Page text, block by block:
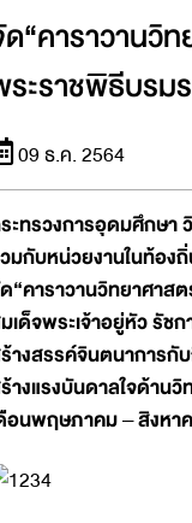
“คาราวานวิ
ะราชพิธีบรม
09 ธ.ค. 2564
ะทรวงการอุดมศึกษ
มกับหน่วยงานในท้อง
“คาราวานวิทยาศาส
เด็จพระเจ้าอยู่หัว รัช
างสรรค์จินตนาการกั
างแรงบันดาลใจด้าน
อนพฤษภาคม – สิงหา